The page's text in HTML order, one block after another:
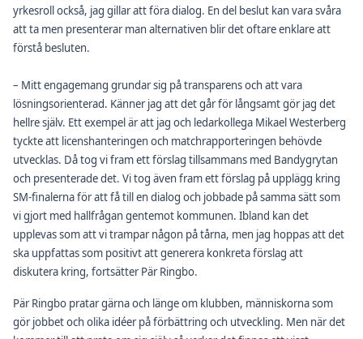
yrkesroll också, jag gillar att föra dialog. En del beslut kan vara svåra
att ta men presenterar man alternativen blir det oftare enklare att
förstå besluten.
– Mitt engagemang grundar sig på transparens och att vara
lösningsorienterad. Känner jag att det går för långsamt gör jag det
hellre själv. Ett exempel är att jag och ledarkollega Mikael Westerberg
tyckte att licenshanteringen och matchrapporteringen behövde
utvecklas. Då tog vi fram ett förslag tillsammans med Bandygrytan
och presenterade det. Vi tog även fram ett förslag på upplägg kring
SM-finalerna för att få till en dialog och jobbade på samma sätt som
vi gjort med hallfrågan gentemot kommunen. Ibland kan det
upplevas som att vi trampar någon på tårna, men jag hoppas att det
ska uppfattas som positivt att generera konkreta förslag att
diskutera kring, fortsätter Pär Ringbo.
Pär Ringbo pratar gärna och länge om klubben, människorna som
gör jobbet och olika idéer på förbättring och utveckling. Men när det